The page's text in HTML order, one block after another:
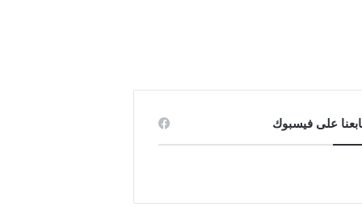
على فيسبوك